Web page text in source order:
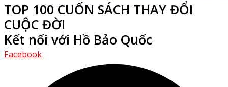
TOP 100 CUỐN SÁCH THAY ĐỔI
CUỘC ĐỜI
Kết nối với Hồ Bảo Quốc
Facebook